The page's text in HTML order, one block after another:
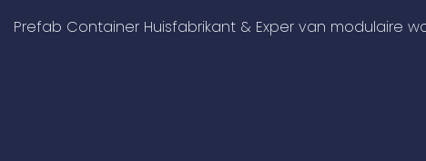
Prefab Container Huisfabrikant & Exper van modulaire